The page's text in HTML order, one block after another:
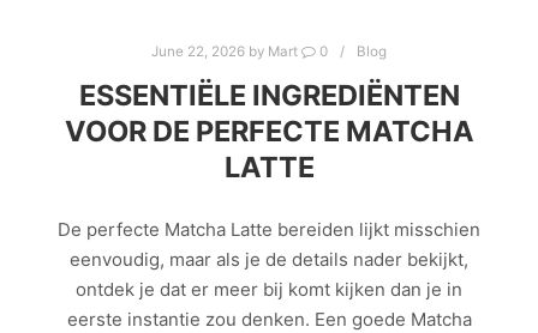
June 22, 2026 by Mart 0 Blog
ESSENTIËLE INGREDIËNTEN
VOOR DE PERFECTE MATCHA
LATTE
De perfecte Matcha Latte bereiden lijkt misschien
eenvoudig, maar als je de details nader bekijkt,
ontdek je dat er meer bij komt kijken dan je in
eerste instantie zou denken. Een goede Matcha